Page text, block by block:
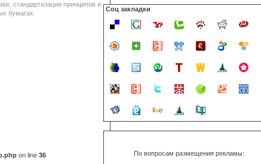
стандартизации принципов и
бумагах.
on line 36
Соц закладки
По вопросам размещения рекламы: